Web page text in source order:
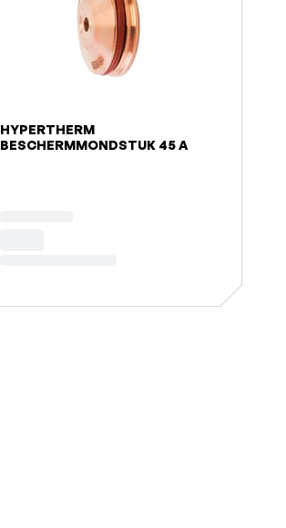
HYPERTHERM
BESCHERMMONDSTUK 45 A